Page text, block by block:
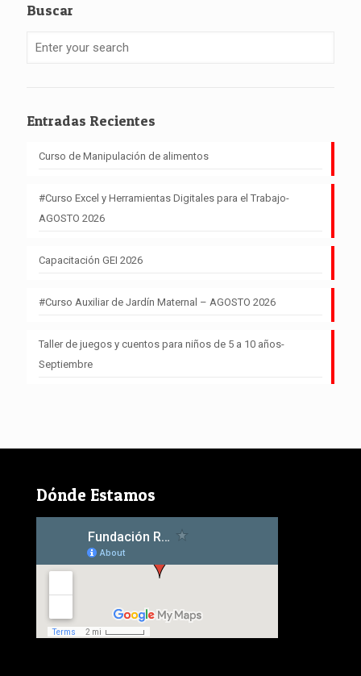
Buscar
Entradas Recientes
Curso de Manipulación de alimentos
#Curso Excel y Herramientas Digitales para el Trabajo-
AGOSTO 2026
Capacitación GEI 2026
#Curso Auxiliar de Jardín Maternal – AGOSTO 2026
Taller de juegos y cuentos para niños de 5 a 10 años-
Septiembre
Dónde Estamos